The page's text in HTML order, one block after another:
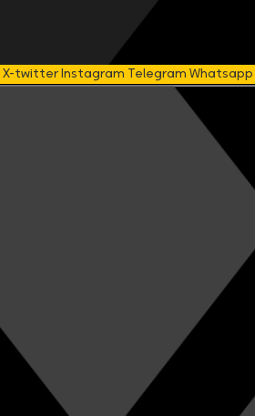
X-twitterInstagram TelegramWhatsapp